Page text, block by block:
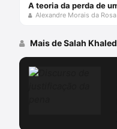
Alexandre Morais da Rosa
Mais de Salah Khaled